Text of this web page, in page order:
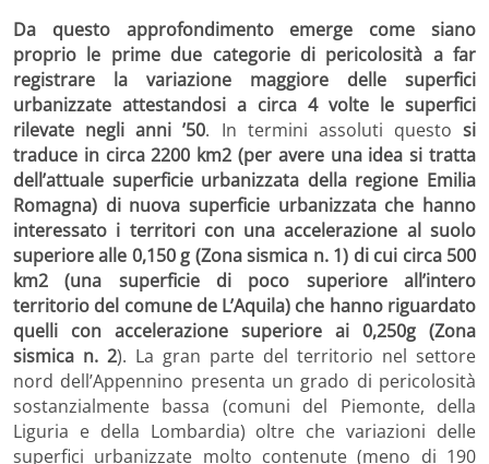
Da questo approfondimento emerge come siano
proprio le prime due categorie di pericolosità a far
registrare la variazione maggiore delle superfici
urbanizzate attestandosi a circa 4 volte le superfici
rilevate negli anni ’50. In termini assoluti questo si
traduce in circa 2200 km2 (per avere una idea si tratta
dell’attuale superficie urbanizzata della regione Emilia
Romagna) di nuova superficie urbanizzata che hanno
interessato i territori con una accelerazione al suolo
superiore alle 0,150 g (Zona sismica n. 1) di cui circa 500
km2 (una superficie di poco superiore all’intero
territorio del comune de L’Aquila) che hanno riguardato
quelli con accelerazione superiore ai 0,250g (Zona
sismica n. 2). La gran parte del territorio nel settore
nord dell’Appennino presenta un grado di pericolosità
sostanzialmente bassa (comuni del Piemonte, della
Liguria e della Lombardia) oltre che variazioni delle
superfici urbanizzate molto contenute (meno di 190